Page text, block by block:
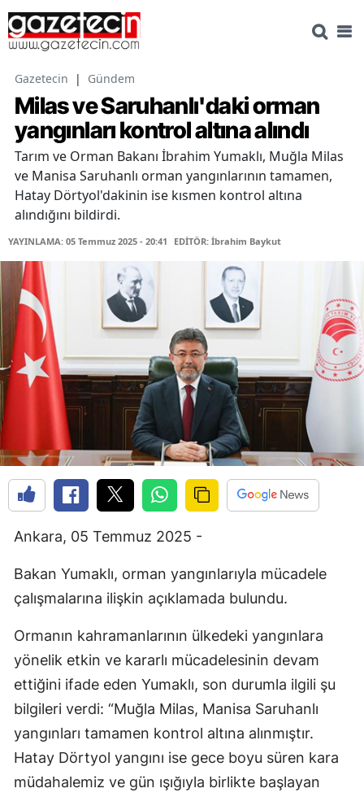
Gazetecin | Gündem
Milas ve Saruhanlı'daki orman
yangınları kontrol altına alındı
Tarım ve Orman Bakanı İbrahim Yumaklı, Muğla Milas
ve Manisa Saruhanlı orman yangınlarının tamamen,
Hatay Dörtyol'dakinin ise kısmen kontrol altına
alındığını bildirdi.
YAYINLAMA: 05 Temmuz 2025 - 20:41 EDİTÖR: İbrahim Baykut
Ankara, 05 Temmuz 2025 -
Bakan Yumaklı, orman yangınlarıyla mücadele
çalışmalarına ilişkin açıklamada bulundu.
Ormanın kahramanlarının ülkedeki yangınlara
yönelik etkin ve kararlı mücadelesinin devam
ettiğini ifade eden Yumaklı, son durumla ilgili şu
bilgileri verdi: “Muğla Milas, Manisa Saruhanlı
yangınları tamamen kontrol altına alınmıştır.
Hatay Dörtyol yangını ise gece boyu süren kara
müdahalemiz ve gün ışığıyla birlikte başlayan